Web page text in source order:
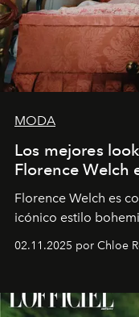
MODA
Los mejores
Florence Welch
Florence Welch es
icónico estilo
02.11.2025 por Chloe